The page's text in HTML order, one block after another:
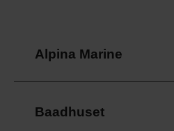
Alpina Marine
Baadhuset